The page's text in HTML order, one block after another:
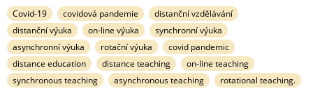
Covid-19 covidová pandemie
distanční vzdělávání
distanční výuka
on-line výuka
synchronní výuka
asynchronní výuka
rotační výuka
covid pandemic
distance education
distance teaching
on-line teaching
synchronous teaching
asynchronous teaching rotational teaching.